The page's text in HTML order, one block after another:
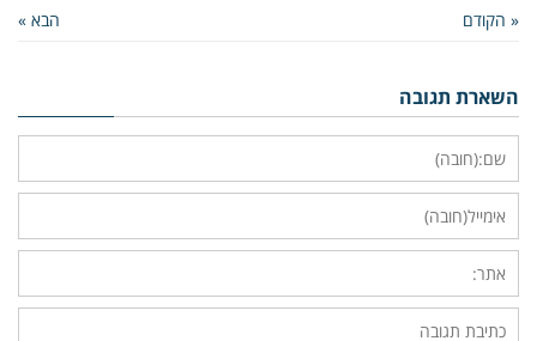
« הקודם הבא »
השארת תגובה